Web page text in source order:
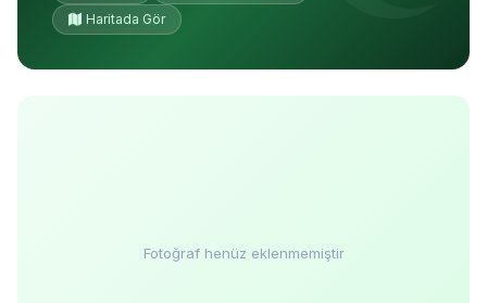
Haritada Gör
Fotoğraf henüz eklenmemiştir